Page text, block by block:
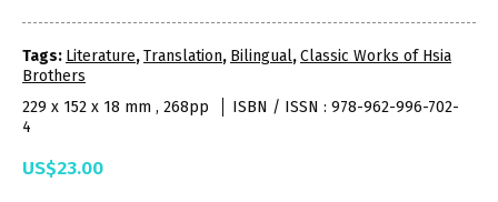
Tags: Literature,Translation, Bilingual,Classic Works of Hsia
Brothers
229 x 152 x 18 mm , 268pp
ISBN / ISSN : 978-962-996-702-
4
US$23.00